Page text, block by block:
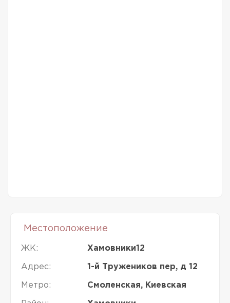
Местоположение
ЖК: Хамовники12
Адрес: 1-й Тружеников пер, д 12
Метро: Смоленская, Киевская